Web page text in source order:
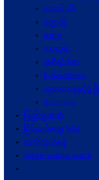
ဆောင်းပါး
ဝတ္ထုတို
ကဗျာ
ကာတွန်း
အစီရင်ခံစာ
E-Newsletters
သုတေသနနှင့်ဖွံ့ဖ
Acronyms
ပြည်သူ့အသံ
ငြိမ်းချမ်းရေး Wiki
ဆက်သွယ်ရန်
Toggle website search